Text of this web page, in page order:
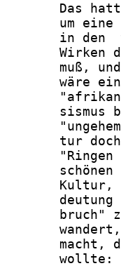
Das
um eine
in den
Wirken
muß,
wäre
sismus
tur
"Ringen
schönen
Kultur,
deutung
bruch"
macht,
       wollte: